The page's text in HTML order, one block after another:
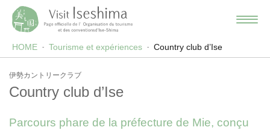
HOME Tourisme et expériences Country club d’Ise
伊勢カントリークラブ
Country club d’Ise
Parcours phare de la préfecture de Mie, conçu